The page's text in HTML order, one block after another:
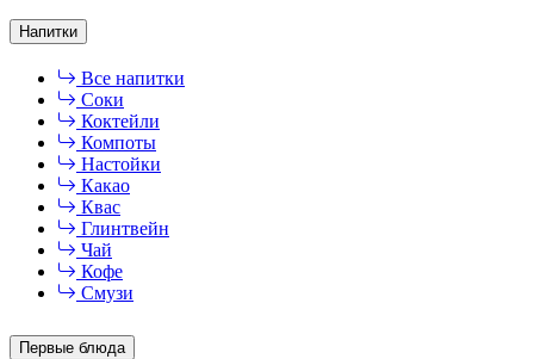
Напитки
Все напитки
Соки
Коктейли
Компоты
Настойки
Какао
Квас
Глинтвейн
Чай
Кофе
Смузи
Первые блюда